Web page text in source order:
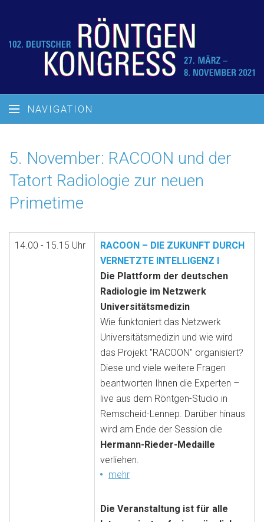
NAVIGATION
5. November: RACOON und der
Tatort Radiologie zur neuen
Primetime
14.00 - 15.15 Uhr
RACOON – DIE ZUKUNFT DURCH
VERNETZTE INTELLIGENZ I
Die Plattform der deutschen
Radiologie im Netzwerk
Universitätsmedizin
Wie funktoniert das Netzwerk
Universitätsmedizin und wie wird
das Projekt "RACOON" organisiert?
Diese und viele weitere Fragen
beantworten Ihnen die Experten –
live aus dem Röntgen-Studio in
Remscheid-Lennep. Darüber hinaus
wird am Ende der Session die
Hermann-Rieder-Medaille
verliehen.
mehr
Die Veranstaltung ist für alle